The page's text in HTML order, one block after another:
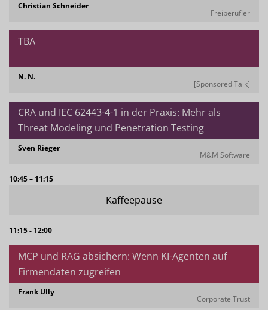
Christian Schneider
Freiberufler
TBA
N. N.
[Sponsored Talk]
CRA und IEC 62443-4-1 in der Praxis: Mehr als
Threat Modeling und Penetration Testing
Sven Rieger
M&M Software
10:45 – 11:15
Kaffeepause
11:15 - 12:00
MCP und RAG absichern: Wenn KI-Agenten auf
Firmendaten zugreifen
Frank Ully
Corporate Trust